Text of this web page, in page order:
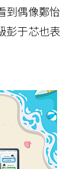
到偶像鄭怡
彭于芯也表